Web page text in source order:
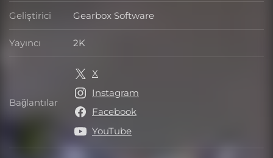
Geliştirici Geliştirici
Gearbox Software
Yayıncı Yayıncı
2K
Bağlantılar Bağlantılar
X
Instagram
Facebook
YouTube